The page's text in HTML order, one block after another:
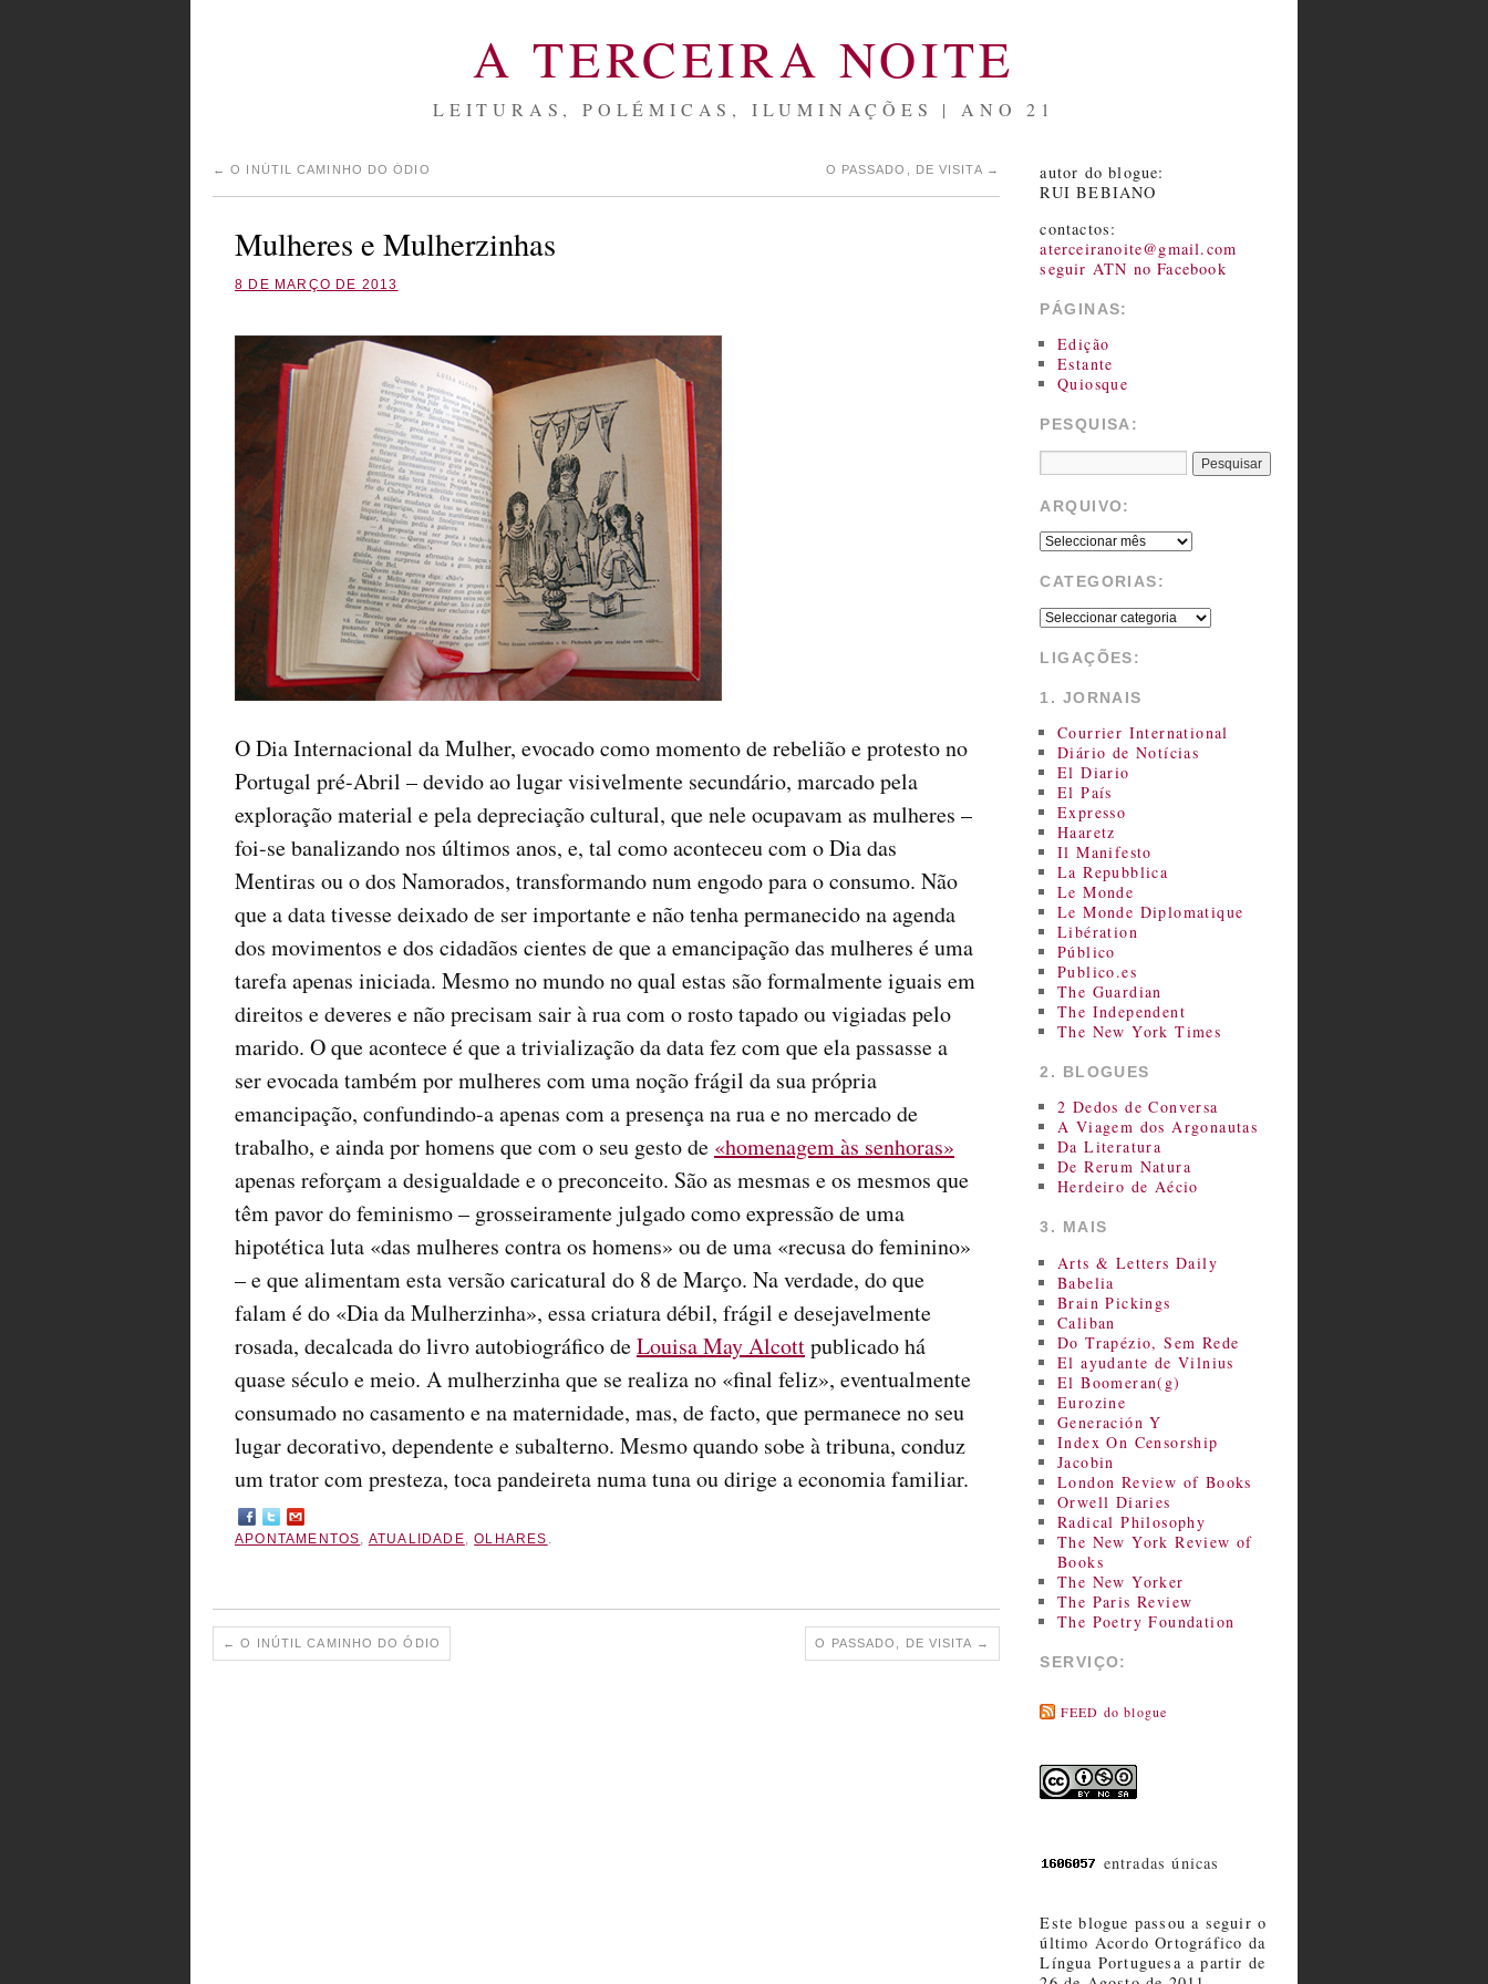
A TERCEIRA NOITE
LEITURAS, POLÉMICAS, ILUMINAÇÕES | ANO 21
← O INÚTIL CAMINHO DO ÓDIO O PASSADO, DE VISITA →
Mulheres e Mulherzinhas
8 DE MARÇO DE 2013
O Dia Internacional da Mulher, evocado como momento de rebelião e protesto no
Portugal pré-Abril – devido ao lugar visivelmente secundário, marcado pela
exploração material e pela depreciação cultural, que nele ocupavam as mulheres –
foi-se banalizando nos últimos anos, e, tal como aconteceu com o Dia das
Mentiras ou o dos Namorados, transformando num engodo para o consumo. Não
que a data tivesse deixado de ser importante e não tenha permanecido na agenda
dos movimentos e dos cidadãos cientes de que a emancipação das mulheres é uma
tarefa apenas iniciada. Mesmo no mundo no qual estas são formalmente iguais em
direitos e deveres e não precisam sair à rua com o rosto tapado ou vigiadas pelo
marido. O que acontece é que a trivialização da data fez com que ela passasse a
ser evocada também por mulheres com uma noção frágil da sua própria
emancipação, confundindo-a apenas com a presença na rua e no mercado de
trabalho, e ainda por homens que com o seu gesto de «homenagem às senhoras»
apenas reforçam a desigualdade e o preconceito. São as mesmas e os mesmos que
têm pavor do feminismo – grosseiramente julgado como expressão de uma
hipotética luta «das mulheres contra os homens» ou de uma «recusa do feminino»
– e que alimentam esta versão caricatural do 8 de Março. Na verdade, do que
falam é do «Dia da Mulherzinha», essa criatura débil, frágil e desejavelmente
rosada, decalcada do livro autobiográfico deLouisa May Alcottpublicado há
quase século e meio. A mulherzinha que se realiza no «final feliz», eventualmente
consumado no casamento e na maternidade, mas, de facto, que permanece no seu
lugar decorativo, dependente e subalterno. Mesmo quando sobe à tribuna, conduz
um trator com presteza, toca pandeireta numa tuna ou dirige a economia familiar.
APONTAMENTOS, ATUALIDADE,OLHARES .
← O INÚTIL CAMINHO DO ÓDIO O PASSADO, DE VISITA →
autor do blogue:
RUI BEBIANO
contactos:
aterceiranoite@gmail.com
seguir ATN no Facebook
PÁGINAS:
Edição
Estante
Quiosque
PESQUISA:
ARQUIVO:
CATEGORIAS:
LIGAÇÕES:
1. JORNAIS
Courrier International
Diário de Notícias
El Diario
El País
Expresso
Haaretz
Il Manifesto
La Repubblica
Le Monde
Le Monde Diplomatique
Libération
Público
Publico.es
The Guardian
The Independent
The New York Times
2. BLOGUES
2 Dedos de Conversa
A Viagem dos Argonautas
Da Literatura
De Rerum Natura
Herdeiro de Aécio
3. MAIS
Arts & Letters Daily
Babelia
Brain Pickings
Caliban
Do Trapézio, Sem Rede
El ayudante de Vilnius
El Boomeran(g)
Eurozine
Generación Y
Index On Censorship
Jacobin
London Review of Books
Orwell Diaries
Radical Philosophy
The New York Review of
Books
The New Yorker
The Paris Review
The Poetry Foundation
SERVIÇO:
FEED do blogue
entradas únicas
Este blogue passou a seguir o
último Acordo Ortográfico da
Língua Portuguesa a partir de